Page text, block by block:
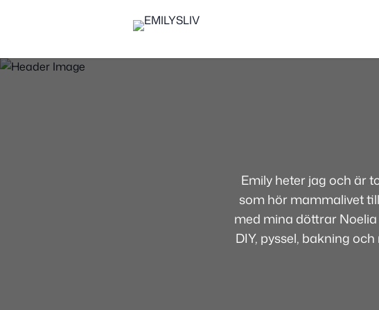
Emily heter jag och är
som hör mammalivet
med mina döttrar
DIY, pyssel, bakning